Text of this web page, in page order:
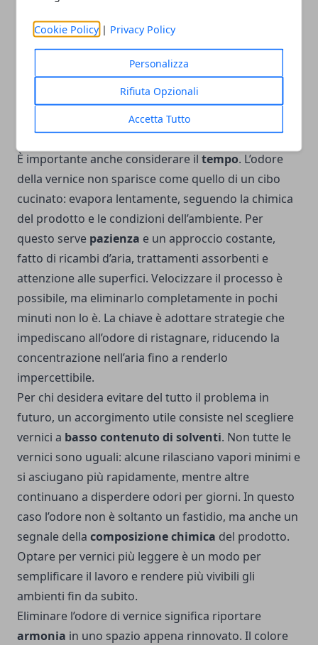
Cookie Policy | Privacy Policy
Personalizza
Rifiuta Opzionali
Accetta Tutto
temperature fresche li disperdono con maggiore
facilità. Regolare la temperatura può aiutare a
ridurre la percezione dell’odore, accelerando allo
stesso tempo l’asciugatura della vernice. Una
soluzione efficace consiste nel mantenere l’ambiente
fresco, evitando l’uso di
È importante anche considerare il tempo. L’odore
della vernice non sparisce come quello di un cibo
cucinato: evapora lentamente, seguendo la chimica
del prodotto e le condizioni dell’ambiente. Per
questo serve pazienza e un approccio costante,
fatto di ricambi d’aria, trattamenti assorbenti e
attenzione alle superfici. Velocizzare il processo è
possibile, ma eliminarlo completamente in pochi
minuti non lo è. La chiave è adottare strategie che
impediscano all’odore di ristagnare, riducendo la
concentrazione nell’aria fino a renderlo
impercettibile.
Per chi desidera evitare del tutto il problema in
futuro, un accorgimento utile consiste nel scegliere
vernici a basso contenuto di solventi. Non tutte le
vernici sono uguali: alcune rilasciano vapori minimi e
si asciugano più rapidamente, mentre altre
continuano a disperdere odori per giorni. In questo
caso l’odore non è soltanto un fastidio, ma anche un
segnale della composizione chimica del prodotto.
Optare per vernici più leggere è un modo per
semplificare il lavoro e rendere più vivibili gli
ambienti fin da subito.
Eliminare l’odore di vernice significa riportare
armonia in uno spazio appena rinnovato. Il colore